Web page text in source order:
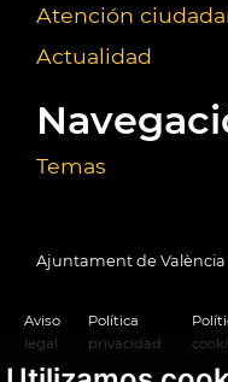
Atención
Actualidad
Temas
Ajuntament de
Aviso
legal
Política
privacidad